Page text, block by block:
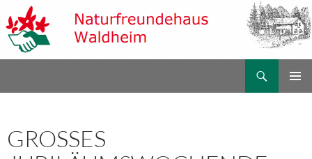
Inhalt
springen
GROSSES J